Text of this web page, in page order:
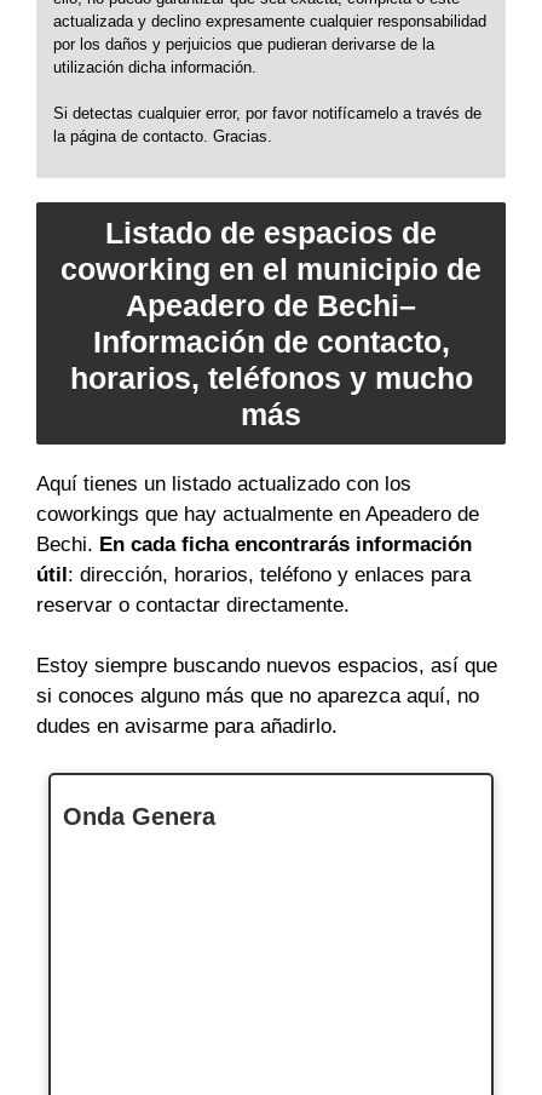
actualizada y declino expresamente cualquier responsabilidad
por los daños y perjuicios que pudieran derivarse de la
utilización dicha información.
Si detectas cualquier error, por favor notifícamelo a través de
la página de contacto. Gracias.
Listado de espacios de
coworking en el municipio de
Apeadero de Bechi–
Información de contacto,
horarios, teléfonos y mucho
más
Aquí tienes un listado actualizado con los
coworkings que hay actualmente en Apeadero de
Bechi. En cada ficha encontrarás información
útil: dirección, horarios, teléfono y enlaces para
reservar o contactar directamente.
Estoy siempre buscando nuevos espacios, así que
si conoces alguno más que no aparezca aquí, no
dudes en avisarme para añadirlo.
Onda Genera